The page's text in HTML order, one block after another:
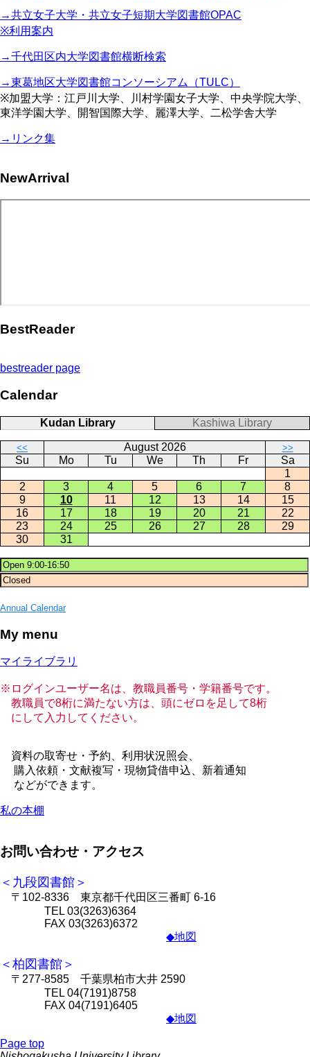
→共立女子大学・共立女子短期大学図書館OPAC
※利用案内
→千代田区内大学図書館横断検索
→東葛地区大学図書館コンソーシアム（TULC）
※加盟大学：江戸川大学、川村学園女子大学、中央学院大学、
東洋学園大学、開智国際大学、麗澤大学、二松学舎大学
→リンク集
NewArrival
BestReader
bestreader page
Calendar
Kudan Library Kashiwa Library
<< August 2026 >>
Su Mo Tu We Th Fr
Sa
1
2
3 4 5 6 7
8
9
10 11 12 13 14
15
16
17 18 19 20 21
22
23
24 25 26 27 28
29
30
31
Annual Calendar
My menu
マイライブラリ
※ログインユーザー名は、教職員番号・学籍番号です。
教職員で8桁に満たない方は、頭にゼロを足して8桁
にして入力してください。
資料の取寄せ・予約、利用状況照会、
購入依頼・文献複写・現物貸借申込、新着通知
などができます。
私の本棚
お問い合わせ・アクセス
＜九段図書館＞
〒102-8336 東京都千代田区三番町 6-16
TEL 03(3263)6364
FAX 03(3263)6372
◆地図
＜柏図書館＞
〒277-8585 千葉県柏市大井 2590
TEL 04(7191)8758
FAX 04(7191)6405
◆地図
Page top